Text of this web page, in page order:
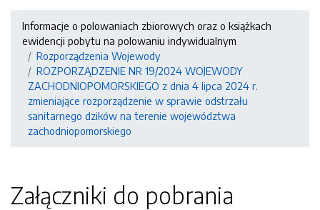
Informacje o polowaniach zbiorowych oraz o książkach
ewidencji pobytu na polowaniu indywidualnym
Rozporządzenia Wojewody
ROZPORZĄDZENIE NR 19/2024 WOJEWODY
ZACHODNIOPOMORSKIEGO z dnia 4 lipca 2024 r.
zmieniające rozporządzenie w sprawie odstrzału
sanitarnego dzików na terenie województwa
zachodniopomorskiego
Załączniki do pobrania